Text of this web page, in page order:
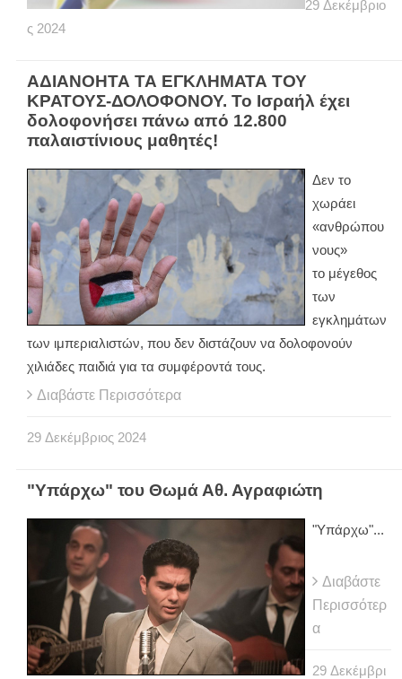
29 Δεκέμβριο
ς 2024
ΑΔΙΑΝΟΗΤΑ ΤΑ ΕΓΚΛΗΜΑΤΑ ΤΟΥ
ΚΡΑΤΟΥΣ-ΔΟΛΟΦΟΝΟΥ. Το Ισραήλ έχει
δολοφονήσει πάνω από 12.800
παλαιστίνιους μαθητές!
Δεν το
χωράει
«ανθρώπου
νους»
το μέγεθος
των
εγκλημάτων
των ιμπεριαλιστών, που δεν διστάζουν να δολοφονούν
χιλιάδες παιδιά για τα συμφέροντά τους.
Διαβάστε Περισσότερα
29 Δεκέμβριος 2024
"Υπάρχω" του Θωμά Αθ. Αγραφιώτη
"Υπάρχω"...
Διαβάστε
Περισσότερ
α
29 Δεκέμβρι